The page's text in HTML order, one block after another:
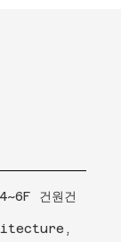
건원건